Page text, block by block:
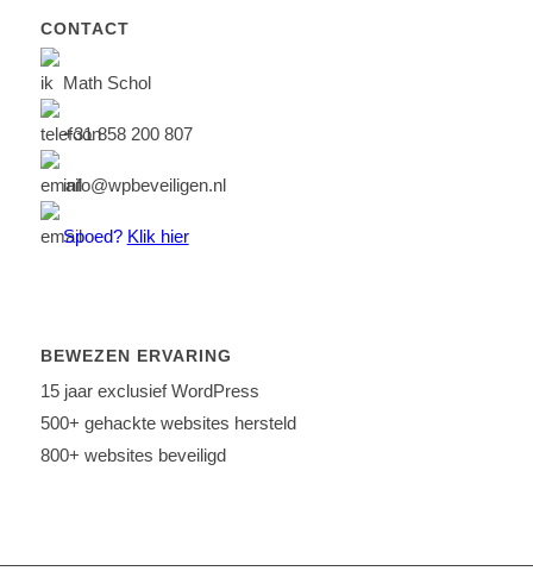
CONTACT
Math Schol
+31 858 200 807
info@wpbeveiligen.nl
Spoed? Klik hier
BEWEZEN ERVARING
15 jaar exclusief WordPress
500+ gehackte websites hersteld
800+ websites beveiligd